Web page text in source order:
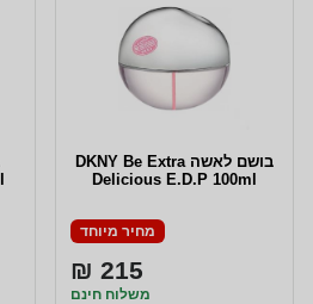
בושם לאשה DKNY Be Extra
Delicious E.D.P 100ml
מחיר מיוחד
215 ₪
משלוח חינם